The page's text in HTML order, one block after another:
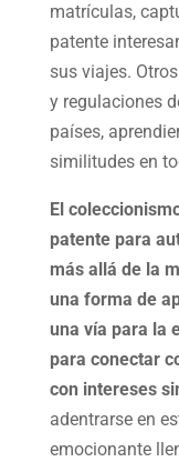
matrículas,
patente
sus viajes.
y regulaciones
países,
similitudes en
El
patente para
más allá de la
una forma de
una vía para la
para conectar
con intereses
adentrarse en
emocionante